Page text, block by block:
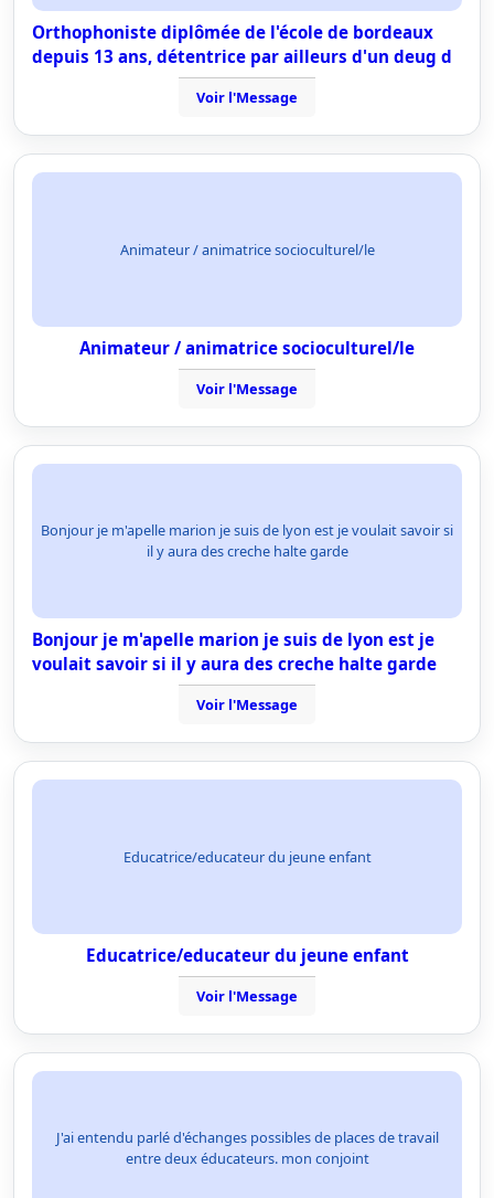
Orthophoniste diplômée de l'école de bordeaux
depuis 13 ans, détentrice par ailleurs d'un deug d
Voir l'Message
Animateur / animatrice socioculturel/le
Animateur / animatrice socioculturel/le
Voir l'Message
Bonjour je m'apelle marion je suis de lyon est je voulait savoir si
il y aura des creche halte garde
Bonjour je m'apelle marion je suis de lyon est je
voulait savoir si il y aura des creche halte garde
Voir l'Message
Educatrice/educateur du jeune enfant
Educatrice/educateur du jeune enfant
Voir l'Message
J'ai entendu parlé d'échanges possibles de places de travail
entre deux éducateurs. mon conjoint